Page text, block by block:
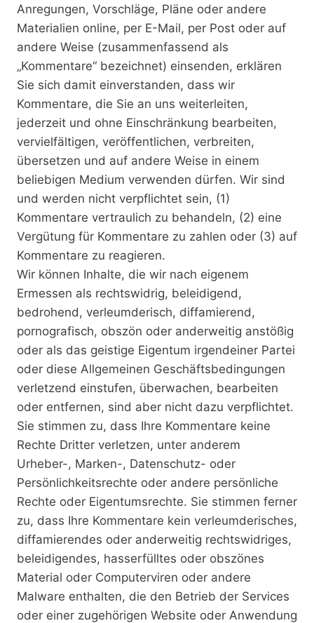
Anregungen, Vorschläge, Pläne oder andere
Materialien online, per E-Mail, per Post oder auf
andere Weise (zusammenfassend als
„Kommentare“ bezeichnet) einsenden, erklären
Sie sich damit einverstanden, dass wir
Kommentare, die Sie an uns weiterleiten,
jederzeit und ohne Einschränkung bearbeiten,
vervielfältigen, veröffentlichen, verbreiten,
übersetzen und auf andere Weise in einem
beliebigen Medium verwenden dürfen. Wir sind
und werden nicht verpflichtet sein, (1)
Kommentare vertraulich zu behandeln, (2) eine
Vergütung für Kommentare zu zahlen oder (3) auf
Kommentare zu reagieren.
Wir können Inhalte, die wir nach eigenem
Ermessen als rechtswidrig, beleidigend,
bedrohend, verleumderisch, diffamierend,
pornografisch, obszön oder anderweitig anstößig
oder als das geistige Eigentum irgendeiner Partei
oder diese Allgemeinen Geschäftsbedingungen
verletzend einstufen, überwachen, bearbeiten
oder entfernen, sind aber nicht dazu verpflichtet.
Sie stimmen zu, dass Ihre Kommentare keine
Rechte Dritter verletzen, unter anderem
Urheber-, Marken-, Datenschutz- oder
Persönlichkeitsrechte oder andere persönliche
Rechte oder Eigentumsrechte. Sie stimmen ferner
zu, dass Ihre Kommentare kein verleumderisches,
diffamierendes oder anderweitig rechtswidriges,
beleidigendes, hasserfülltes oder obszönes
Material oder Computerviren oder andere
Malware enthalten, die den Betrieb der Services
oder einer zugehörigen Website oder Anwendung